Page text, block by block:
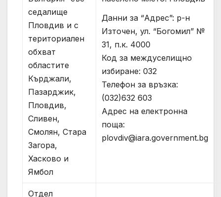
седалище
Пловдив и с
териториален
обхват
областите
Кърджали,
Пазарджик,
Пловдив,
Сливен,
Смолян, Стара
Загора,
Хасково и
Ямбол
Данни за “Адрес”: р-н
Източен, ул. “Богомил” №
31, п.к. 4000
Код за междуселищно
избиране: 032
Телефон за връзка:
(032)632 603
Адрес на електронна
поща:
plovdiv@iara.government.bg
Отдел